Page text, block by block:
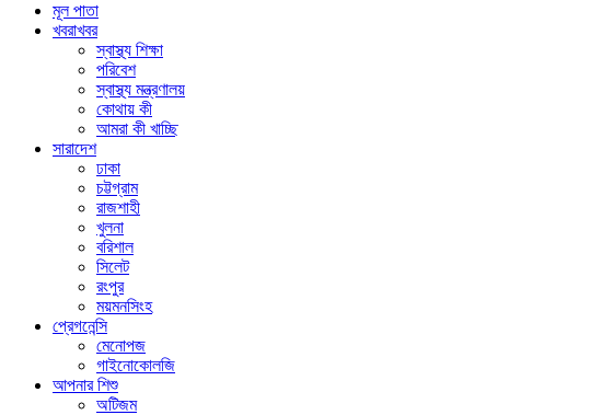
মূল পাতা
খবরাখবর
স্বাস্থ্য শিক্ষা
পরিবেশ
স্বাস্থ্য মন্ত্রণালয়
কোথায় কী
আমরা কী খাচ্ছি
সারাদেশ
ঢাকা
চট্টগ্রাম
রাজশাহী
খুলনা
বরিশাল
সিলেট
রংপুর
ময়মনসিংহ
প্রেগনেন্সি
মেনোপজ
গাইনোকোলজি
আপনার শিশু
অটিজম